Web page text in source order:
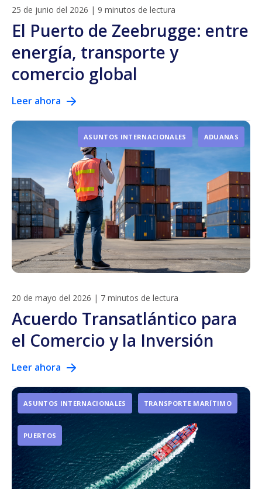
25 de junio del 2026 | 9 minutos de lectura
El Puerto de Zeebrugge: entre
energía, transporte y
comercio global
Leer ahora
ASUNTOS INTERNACIONALES ADUANAS
20 de mayo del 2026 | 7 minutos de lectura
Acuerdo Transatlántico para
el Comercio y la Inversión
Leer ahora
ASUNTOS INTERNACIONALES TRANSPORTE MARÍTIMO
PUERTOS